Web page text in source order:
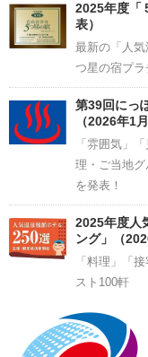
2025年度「
表）
最新の「人
つ星の宿プラ
第39回にっ
（2026年1
「雰囲気」
理・ご当地
を発表！
2025年度人
ング」（
「料理」「
スト100軒